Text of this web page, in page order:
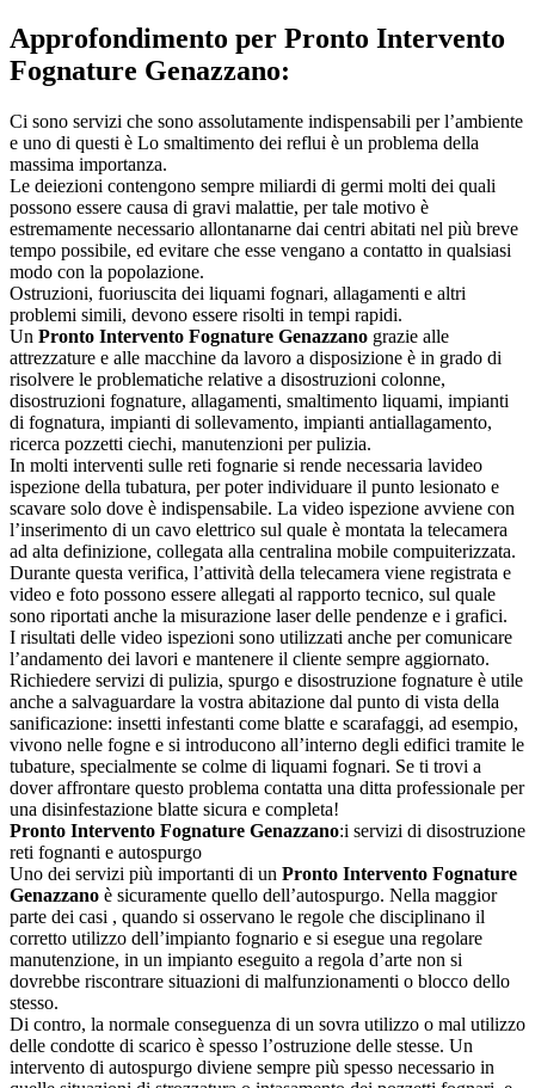
Approfondimento per Pronto Intervento
Fognature Genazzano:
Ci sono servizi che sono assolutamente indispensabili per l’ambiente
e uno di questi è Lo smaltimento dei reflui è un problema della
massima importanza.
Le deiezioni contengono sempre miliardi di germi molti dei quali
possono essere causa di gravi malattie, per tale motivo è
estremamente necessario allontanarne dai centri abitati nel più breve
tempo possibile, ed evitare che esse vengano a contatto in qualsiasi
modo con la popolazione.
Ostruzioni, fuoriuscita dei liquami fognari, allagamenti e altri
problemi simili, devono essere risolti in tempi rapidi.
Un Pronto Intervento Fognature Genazzano grazie alle
attrezzature e alle macchine da lavoro a disposizione è in grado di
risolvere le problematiche relative a disostruzioni colonne,
disostruzioni fognature, allagamenti, smaltimento liquami, impianti
di fognatura, impianti di sollevamento, impianti antiallagamento,
ricerca pozzetti ciechi, manutenzioni per pulizia.
In molti interventi sulle reti fognarie si rende necessaria lavideo
ispezione della tubatura, per poter individuare il punto lesionato e
scavare solo dove è indispensabile. La video ispezione avviene con
l’inserimento di un cavo elettrico sul quale è montata la telecamera
ad alta definizione, collegata alla centralina mobile compuiterizzata.
Durante questa verifica, l’attività della telecamera viene registrata e
video e foto possono essere allegati al rapporto tecnico, sul quale
sono riportati anche la misurazione laser delle pendenze e i grafici.
I risultati delle video ispezioni sono utilizzati anche per comunicare
l’andamento dei lavori e mantenere il cliente sempre aggiornato.
Richiedere servizi di pulizia, spurgo e disostruzione fognature è utile
anche a salvaguardare la vostra abitazione dal punto di vista della
sanificazione: insetti infestanti come blatte e scarafaggi, ad esempio,
vivono nelle fogne e si introducono all’interno degli edifici tramite le
tubature, specialmente se colme di liquami fognari. Se ti trovi a
dover affrontare questo problema contatta una ditta professionale per
una disinfestazione blatte sicura e completa!
Pronto Intervento Fognature Genazzano:i servizi di disostruzione
reti fognanti e autospurgo
Uno dei servizi più importanti di un Pronto Intervento Fognature
Genazzano è sicuramente quello dell’autospurgo. Nella maggior
parte dei casi , quando si osservano le regole che disciplinano il
corretto utilizzo dell’impianto fognario e si esegue una regolare
manutenzione, in un impianto eseguito a regola d’arte non si
dovrebbe riscontrare situazioni di malfunzionamenti o blocco dello
stesso.
Di contro, la normale conseguenza di un sovra utilizzo o mal utilizzo
delle condotte di scarico è spesso l’ostruzione delle stesse. Un
intervento di autospurgo diviene sempre più spesso necessario in